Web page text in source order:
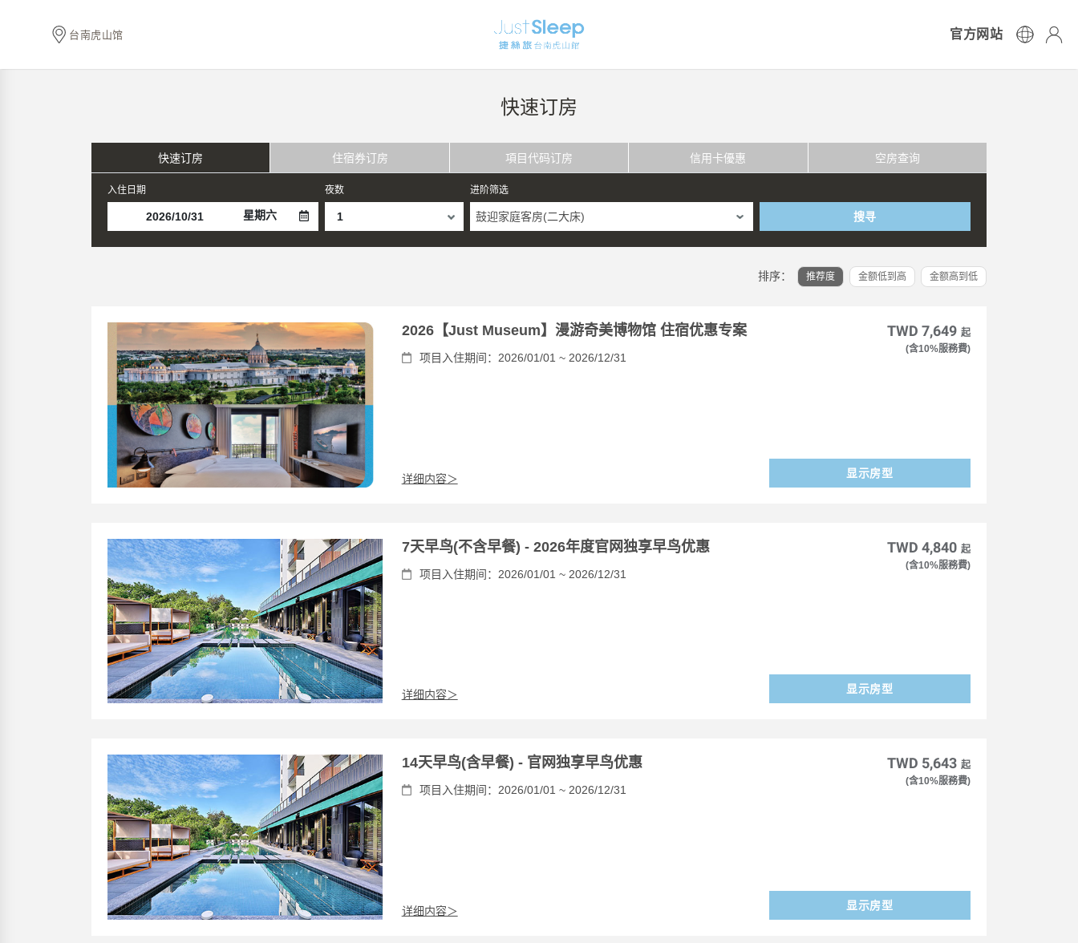
台南虎山馆 官方网站
快速订房
快速订房 住宿券订房 項目代码订房 信用卡優惠 空房查询
入住日期
星期六
夜数 进阶筛选
鼓迎家庭客房(二大床) 搜寻
排序： 推荐度 金额低到高 金额高到低
2026【Just Museum】漫游奇美博物馆 住宿优惠专案
项目入住期间：2026/01/01 ~ 2026/12/31
详细内容＞
TWD 7,649 起
(含10%服務費)
显示房型
7天早鸟(不含早餐) - 2026年度官网独享早鸟优惠
项目入住期间：2026/01/01 ~ 2026/12/31
详细内容＞
TWD 4,840 起
(含10%服務費)
显示房型
14天早鸟(含早餐) - 官网独享早鸟优惠
项目入住期间：2026/01/01 ~ 2026/12/31
详细内容＞
TWD 5,643 起
(含10%服務費)
显示房型